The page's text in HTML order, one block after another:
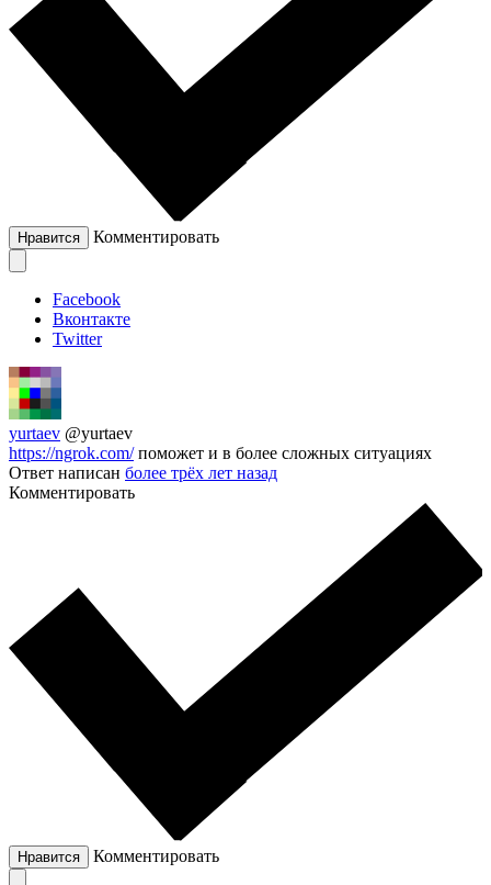
Нравится Комментировать
Facebook
Вконтакте
Twitter
yurtaev @yurtaev
https://ngrok.com/поможет и в более сложных ситуациях
Ответ написан более трёх лет назад
Комментировать
Нравится Комментировать